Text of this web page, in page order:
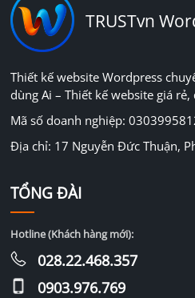
TRUSTvn
Thiết kế website Wordpress
dùng Ai – Thiết kế website giá rẻ,
Mã số doanh nghiệp:
Địa chỉ: 17 Nguyễn Đức Thuận,
TỔNG ĐÀI
Hotline (Khách hàng mới):
028.22.468.357
0903.976.769